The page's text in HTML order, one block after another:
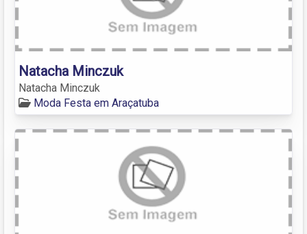
Natacha Minczuk
Natacha Minczuk
Moda Festa em Araçatuba